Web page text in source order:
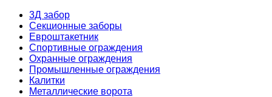
3Д забор
Секционные заборы
Евроштакетник
Спортивные ограждения
Охранные ограждения
Промышленные ограждения
Калитки
Металлические ворота